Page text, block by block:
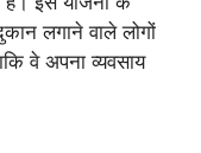
लगाने वाले लोगों
वे अपना व्यवसाय